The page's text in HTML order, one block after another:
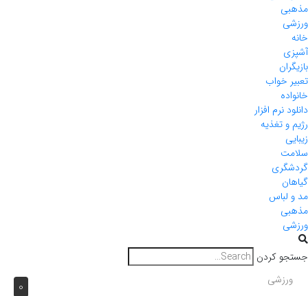
مذهبی
ورزشی
خانه
آشپزی
بازیگران
تعبیر خواب
خانواده
دانلود نرم افزار
رژیم و تغذیه
زیبایی
سلامت
گردشگری
گیاهان
مد و لباس
مذهبی
ورزشی
جستجو کردن
0 ورزشی